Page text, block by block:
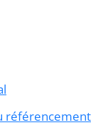
référencement